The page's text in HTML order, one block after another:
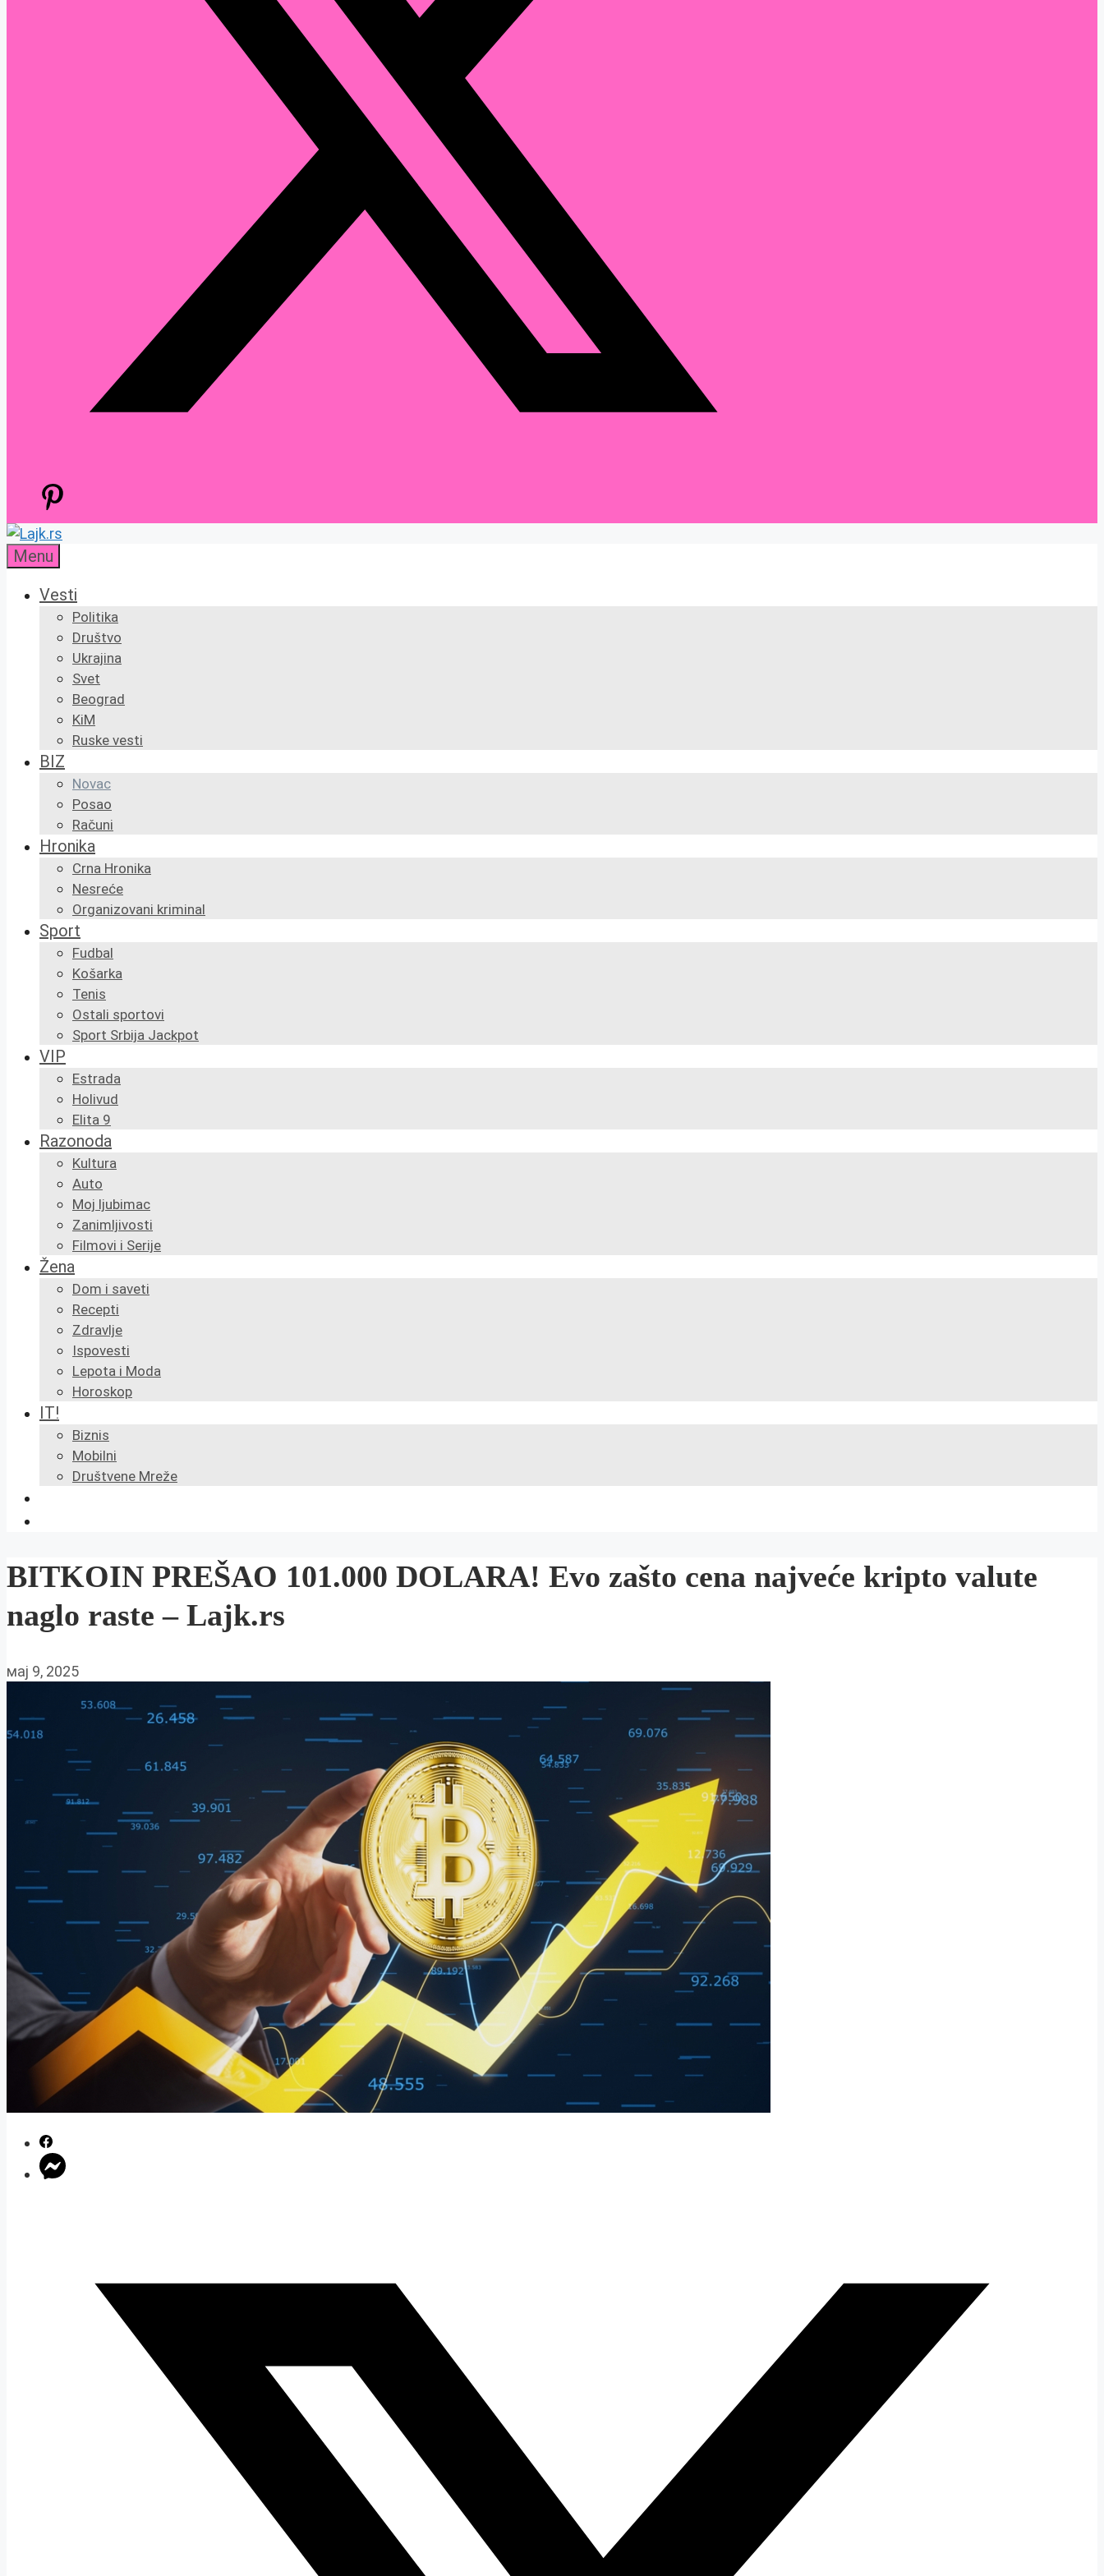
Menu
Vesti
Politika
Društvo
Ukrajina
Svet
Beograd
KiM
Ruske vesti
BIZ
Novac
Posao
Računi
Hronika
Crna Hronika
Nesreće
Organizovani kriminal
Sport
Fudbal
Košarka
Tenis
Ostali sportovi
Sport Srbija Jackpot
VIP
Estrada
Holivud
Elita 9
Razonoda
Kultura
Auto
Moj ljubimac
Zanimljivosti
Filmovi i Serije
Žena
Dom i saveti
Recepti
Zdravlje
Ispovesti
Lepota i Moda
Horoskop
IT!
Biznis
Mobilni
Društvene Mreže
BITKOIN PREŠAO 101.000 DOLARA! Evo zašto cena najveće kripto valute
naglo raste – Lajk.rs
мај 9, 2025